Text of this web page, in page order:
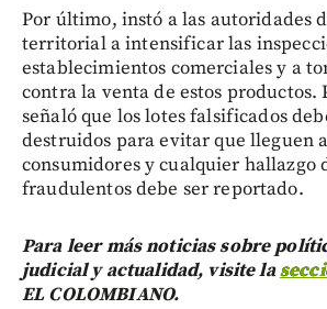
Por último, instó a las autoridades
territorial a intensificar las
establecimientos comerciales y a
contra la venta de estos productos.
señaló que los lotes falsificados
destruidos para evitar que lleguen
consumidores y cualquier hallazgo
fraudulentos debe ser reportado.
Para leer más noticias sobre
judicial y actualidad, visite la
EL COLOMBIANO.